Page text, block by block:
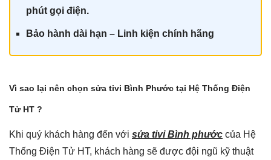
phút gọi điện.
Bảo hành dài hạn – Linh kiện chính hãng
Vì sao lại nên chọn sửa tivi Bình Phước tại Hệ Thống Điện
Tử HT ?
Khi quý khách hàng đến với sửa tivi Bình phước của Hệ
Thống Điện Tử HT, khách hàng sẽ được đội ngũ kỹ thuật